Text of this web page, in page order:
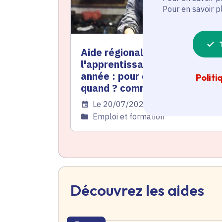
Pour en savoir
Aide régionale à
l'apprentissage pour les 1re
année : pour qui ? pour quoi ?
quand ? comment ?
Date de l'arrêté
Le 20/07/2026
Catégorie
Emploi et formation
Découvrez les aides